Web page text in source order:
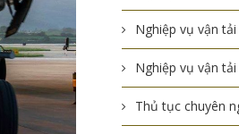
Nghiệp vụ vận
Nghiệp vụ vận
Thủ tục chuyên